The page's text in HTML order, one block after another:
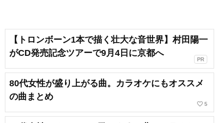
【トロンボーン1本で描く壮大な音世界】村田陽一
がCD発売記念ツアーで9月4日に京都へ
PR
80代女性が盛り上がる曲。カラオケにもオススメ
の曲まとめ
favorite_border 5